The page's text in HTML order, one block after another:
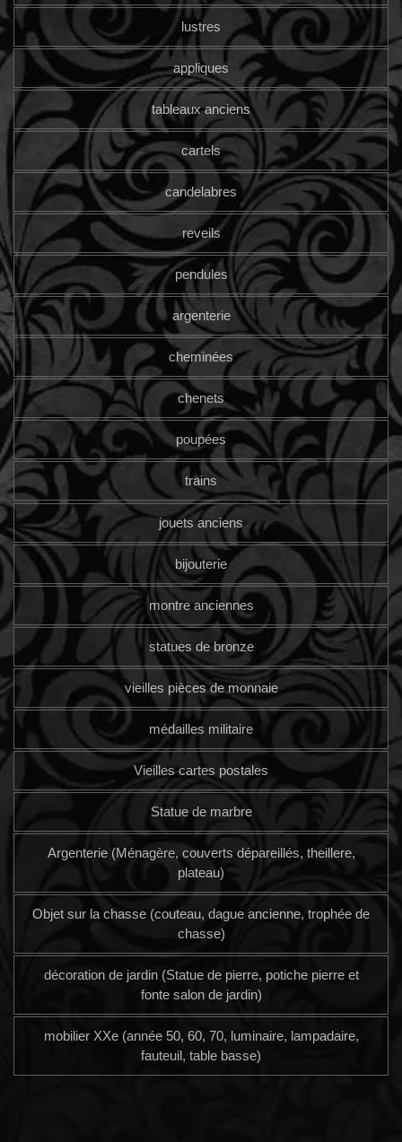
lustres
appliques
tableaux anciens
cartels
candelabres
reveils
pendules
argenterie
cheminées
chenets
poupées
trains
jouets anciens
bijouterie
montre anciennes
statues de bronze
vieilles pièces de monnaie
médailles militaire
Vieilles cartes postales
Statue de marbre
Argenterie (Ménagère, couverts dépareillés, theillere,
plateau)
Objet sur la chasse (couteau, dague ancienne, trophée de
chasse)
décoration de jardin (Statue de pierre, potiche pierre et
fonte salon de jardin)
mobilier XXe (année 50, 60, 70, luminaire, lampadaire,
fauteuil, table basse)